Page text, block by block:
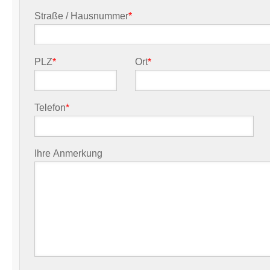
Straße / Hausnummer*
PLZ* Ort*
Telefon*
Ihre Anmerkung